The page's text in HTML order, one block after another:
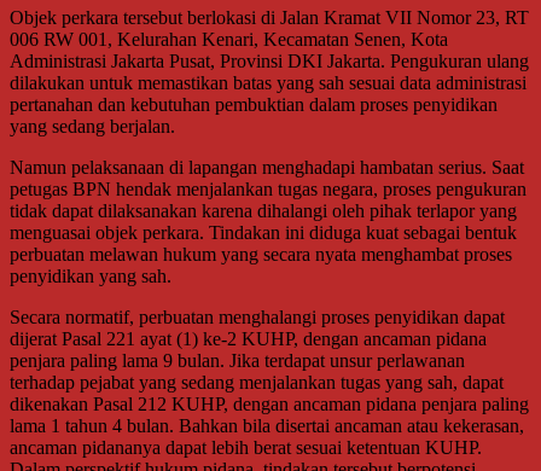
Objek perkara tersebut berlokasi di Jalan Kramat VII Nomor 23, RT
006 RW 001, Kelurahan Kenari, Kecamatan Senen, Kota
Administrasi Jakarta Pusat, Provinsi DKI Jakarta. Pengukuran ulang
dilakukan untuk memastikan batas yang sah sesuai data administrasi
pertanahan dan kebutuhan pembuktian dalam proses penyidikan
yang sedang berjalan.
Namun pelaksanaan di lapangan menghadapi hambatan serius. Saat
petugas BPN hendak menjalankan tugas negara, proses pengukuran
tidak dapat dilaksanakan karena dihalangi oleh pihak terlapor yang
menguasai objek perkara. Tindakan ini diduga kuat sebagai bentuk
perbuatan melawan hukum yang secara nyata menghambat proses
penyidikan yang sah.
Secara normatif, perbuatan menghalangi proses penyidikan dapat
dijerat Pasal 221 ayat (1) ke-2 KUHP, dengan ancaman pidana
penjara paling lama 9 bulan. Jika terdapat unsur perlawanan
terhadap pejabat yang sedang menjalankan tugas yang sah, dapat
dikenakan Pasal 212 KUHP, dengan ancaman pidana penjara paling
lama 1 tahun 4 bulan. Bahkan bila disertai ancaman atau kekerasan,
ancaman pidananya dapat lebih berat sesuai ketentuan KUHP.